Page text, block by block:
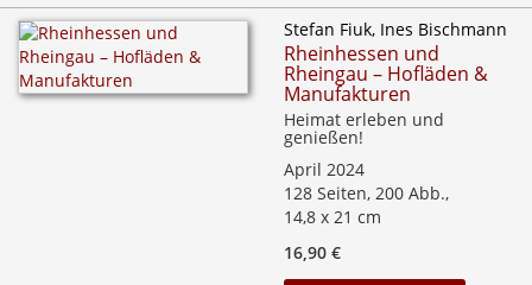
Stefan Fiuk, Ines Bischmann
Rheinhessen und
Rheingau – Hofläden &
Manufakturen
Heimat erleben und
genießen!
April 2024
128 Seiten, 200 Abb.,
14,8 x 21 cm
16,90 €